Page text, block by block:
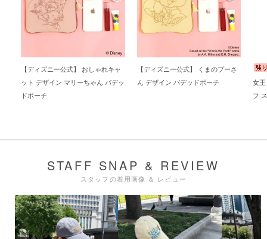
【ディズニー公式】 おしゃれキャ
ット デザイン マリーちゃん パデッ
ドポーチ
【ディズニー公式】 くまのプーさ
ん デザイン パデッドポーチ
女
フ
STAFF SNAP & REVIEW
スタッフの着用画像 ＆ レビュー